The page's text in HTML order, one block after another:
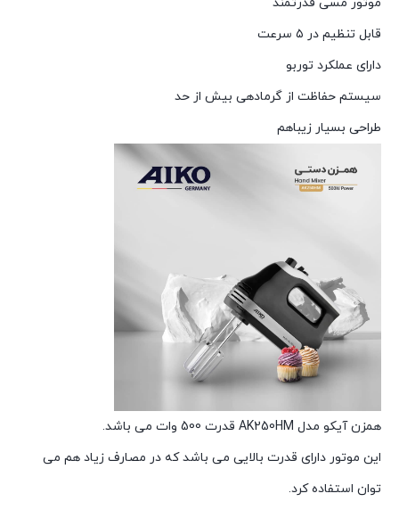
قابل تنظیم در ۵ سرعت
دارای عملکرد توربو
سیستم حفاظت از گرمادهی بیش از حد
طراحی بسیار زیباهم
همزن آیکو مدل AK250HM قدرت 500 وات می باشد.
این موتور دارای قدرت بالایی می باشد که در مصارف زیاد هم می
توان استفاده کرد.